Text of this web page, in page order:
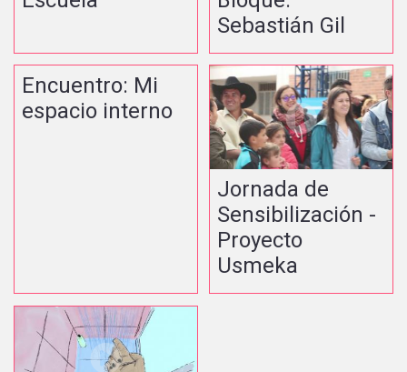
Sebastián Gil
Encuentro: Mi
espacio interno
Jornada de
Sensibilización -
Proyecto
Usmeka